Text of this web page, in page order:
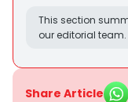
This section
our editorial team.
Share Article